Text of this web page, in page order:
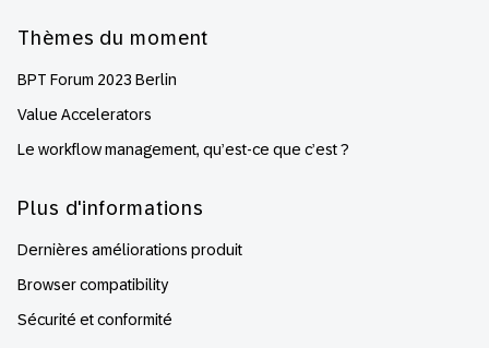
Thèmes du moment
BPT Forum 2023 Berlin
Value Accelerators
Le workflow management, qu’est-ce que c’est ?
Plus d'informations
Dernières améliorations produit
Browser compatibility
Sécurité et conformité